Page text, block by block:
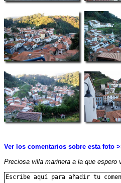
Ver los comentarios sobre esta foto
Preciosa villa marinera a la que espero